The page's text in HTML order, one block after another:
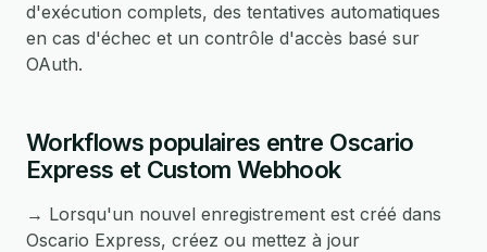
d'exécution complets, des tentatives automatiques
en cas d'échec et un contrôle d'accès basé sur
OAuth.
Workflows populaires entre Oscario
Express et Custom Webhook
→ Lorsqu'un nouvel enregistrement est créé dans
Oscario Express, créez ou mettez à jour